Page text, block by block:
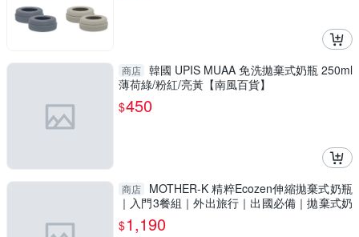
商店 韓國 UPIS MUAA 免洗拋棄式奶瓶 250ml
薄荷綠/粉紅/亮黃【南風百貨】
$450
商店
MOTHER-K 精粹Ecozen伸縮拋棄式奶瓶
｜入門3餐組｜外出旅行｜出國必備｜拋棄式奶
瓶【六甲媽咪】
$1,190